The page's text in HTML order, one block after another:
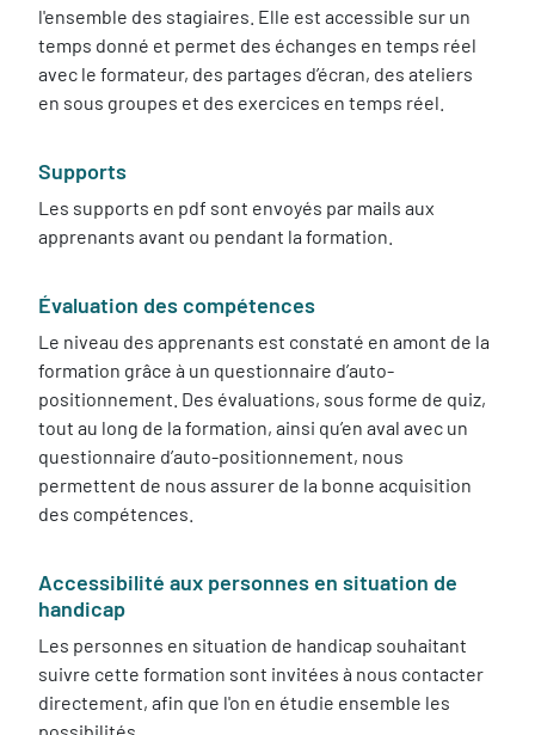
l'ensemble des stagiaires. Elle est accessible sur un
temps donné et permet des échanges en temps réel
avec le formateur, des partages d’écran, des ateliers
en sous groupes et des exercices en temps réel.
Supports
Les supports en pdf sont envoyés par mails aux
apprenants avant ou pendant la formation.
Évaluation des compétences
Le niveau des apprenants est constaté en amont de la
formation grâce à un questionnaire d’auto-
positionnement. Des évaluations, sous forme de quiz,
tout au long de la formation, ainsi qu’en aval avec un
questionnaire d’auto-positionnement, nous
permettent de nous assurer de la bonne acquisition
des compétences.
Accessibilité aux personnes en situation de
handicap
Les personnes en situation de handicap souhaitant
suivre cette formation sont invitées à nous contacter
directement, afin que l'on en étudie ensemble les